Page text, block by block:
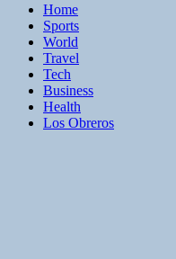
Home
Sports
World
Travel
Tech
Business
Health
Los Obreros